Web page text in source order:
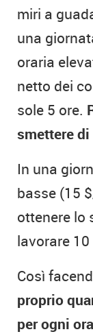
miri a
una
oraria
netto dei
sole 5 ore.
smettere
In una
basse (15
ottenere lo
lavorare 10
Così
proprio
per ogni